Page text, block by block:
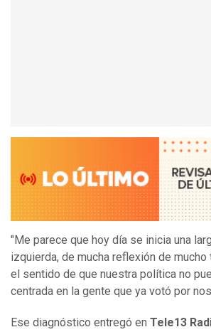
"Me parece que hoy día se inicia una
izquierda, de mucha reflexión de
el sentido de que nuestra política no
centrada en la gente que ya votó por
Ese diagnóstico entregó en Tele13